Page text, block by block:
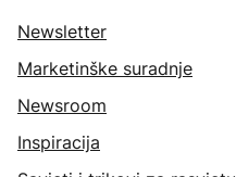
Newsletter
Marketinške suradnje
Newsroom
Inspiracija